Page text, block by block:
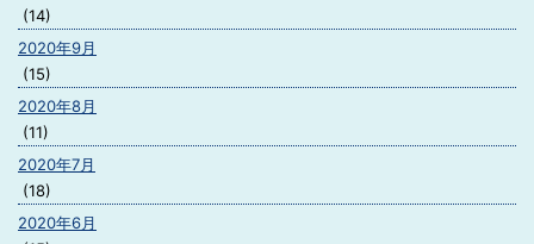
(14)
2020年9月
(15)
2020年8月
(11)
2020年7月
(18)
2020年6月